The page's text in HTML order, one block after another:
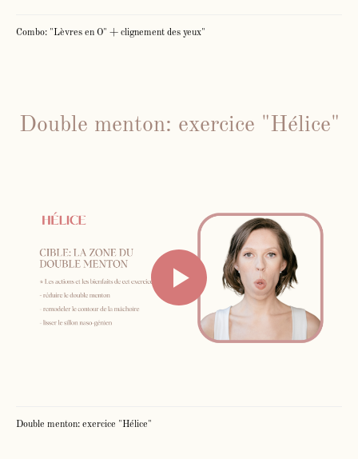
Combo: "Lèvres en O" + clignement des yeux"
Double menton: exercice "Hélice"
Double menton: exercice "Hélice"
Inst Fb